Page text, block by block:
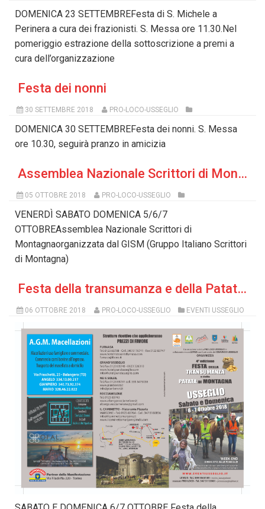
DOMENICA 23 SETTEMBREFesta di S. Michele a
Perinera a cura dei frazionisti. S. Messa ore 11.30.Nel
pomeriggio estrazione della sottoscrizione a premi a
cura dell’organizzazione
Festa dei nonni
30 SETTEMBRE 2018 PRO-LOCO-USSEGLIO
DOMENICA 30 SETTEMBREFesta dei nonni. S. Messa
ore 10.30, seguirà pranzo in amicizia
Assemblea Nazionale Scrittori di Montagna
05 OTTOBRE 2018 PRO-LOCO-USSEGLIO
VENERDÌ SABATO DOMENICA 5/6/7
OTTOBREAssemblea Nazionale Scrittori di
Montagnaorganizzata dal GISM (Gruppo Italiano Scrittori
di Montagna)
Festa della transumanza e della Patata di montagna
06 OTTOBRE 2018 PRO-LOCO-USSEGLIO EVENTI USSEGLIO